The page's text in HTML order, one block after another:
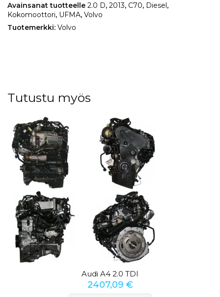
Avainsanat tuotteelle 2.0 D, 2013, C70, Diesel,
Kokomoottori, UFMA, Volvo
Tuotemerkki: Volvo
Tutustu myös
Audi A4 2.0 TDI
2407,09 €